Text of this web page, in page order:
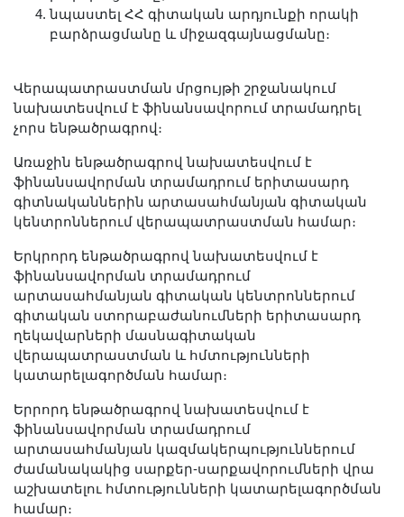
նպաստել ՀՀ գիտական արդյունքի որակի
բարձրացմանը և միջազգայնացմանը։
Վերապատրաստման մրցույթի շրջանակում
նախատեսվում է ֆինանսավորում տրամադրել
չորս ենթածրագրով։
Առաջին ենթածրագրով նախատեսվում է
ֆինանսավորման տրամադրում երիտասարդ
գիտնականներին արտասահմանյան գիտական
կենտրոններում վերապատրաստման համար։
Երկրորդ ենթածրագրով նախատեսվում է
ֆինանսավորման տրամադրում
արտասահմանյան գիտական կենտրոններում
գիտական ստորաբաժանումների երիտասարդ
ղեկավարների մասնագիտական
վերապատրաստման և հմտությունների
կատարելագործման համար։
Երրորդ ենթածրագրով նախատեսվում է
ֆինանսավորման տրամադրում
արտասահմանյան կազմակերպություններում
ժամանակակից սարքեր-սարքավորումների վրա
աշխատելու հմտությունների կատարելագործման
համար։